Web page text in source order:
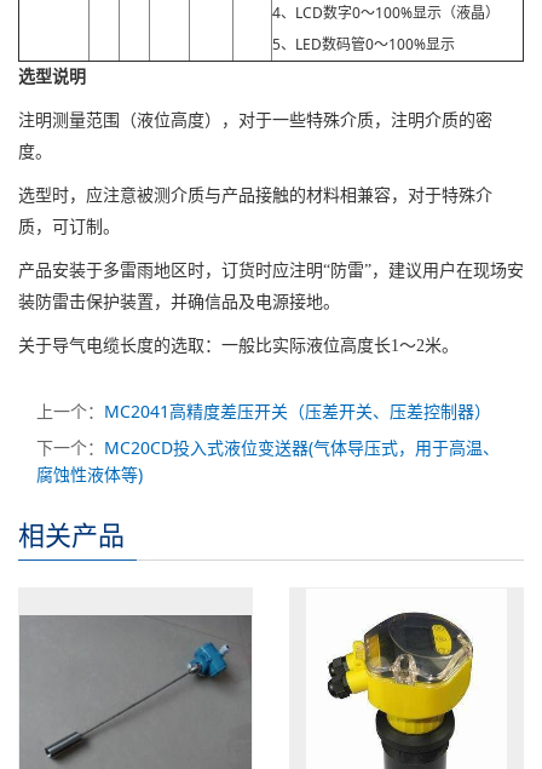
4、LCD数字0～100%显示（液晶）
5、LED数码管0～100%显示
选型说明
注明测量范围（液位高度），对于一些特殊介质，注明介质的密
度。
选型时，应注意被测介质与产品接触的材料相兼容，对于特殊介
质，可订制。
产品安装于多雷雨地区时，订货时应注明“防雷”，建议用户在现场安
装防雷击保护装置，并确信品及电源接地。
关于导气电缆长度的选取：一般比实际液位高度长1～2米。
上一个： MC2041高精度差压开关（压差开关、压差控制器）
下一个： MC20CD投入式液位变送器(气体导压式，用于高温、
腐蚀性液体等)
相关产品